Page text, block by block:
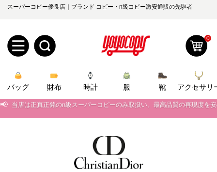
スーパーコピー優良店｜ブランド コピー・n級コピー激安通販の先駆者
規
ユ
ロ
グ
0
バッグ 財布 時計 服 靴
アクセサリ
📢 当店は正真正銘のn級スーパーコピーのみ取扱い。最高品質の再現度を
📢 2026春の新作続々更新中！期間中のご注文でお得な割引をご利用いただ
新作入荷！ルイ・ヴィトンスーパーコピー バッグ最新モデルが登場。
当店は正真正銘のn級スーパーコピーのみ取扱い。最高品質の再現度を